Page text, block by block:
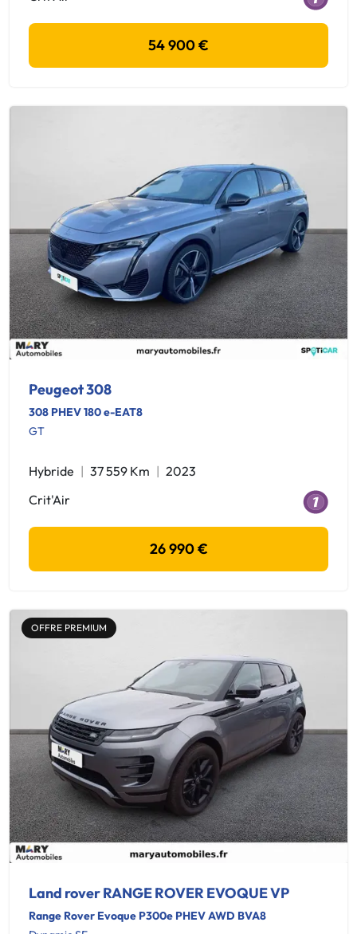
54 900 €
Peugeot 308
308 PHEV 180 e-EAT8
GT
Hybride 37 559 Km
2023
Crit'Air
26 990 €
OFFRE PREMIUM
Land rover RANGE ROVER EVOQUE VP
Range Rover Evoque P300e PHEV AWD BVA8